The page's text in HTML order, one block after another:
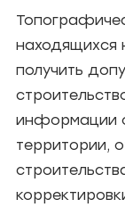
находящихся
получить
информации
территории,